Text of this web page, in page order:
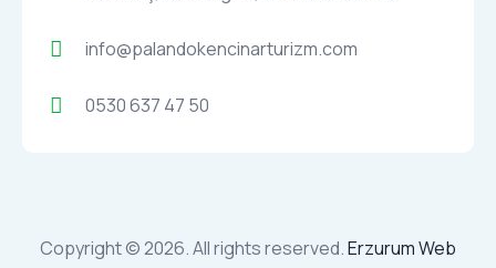
info@palandokencinarturizm.com
0530 637 47 50
Copyright © 2026. All rights reserved.Erzurum Web